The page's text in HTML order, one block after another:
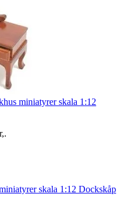
miniatyrer skala 1:12
,.
skala 1:12 Dockskåp